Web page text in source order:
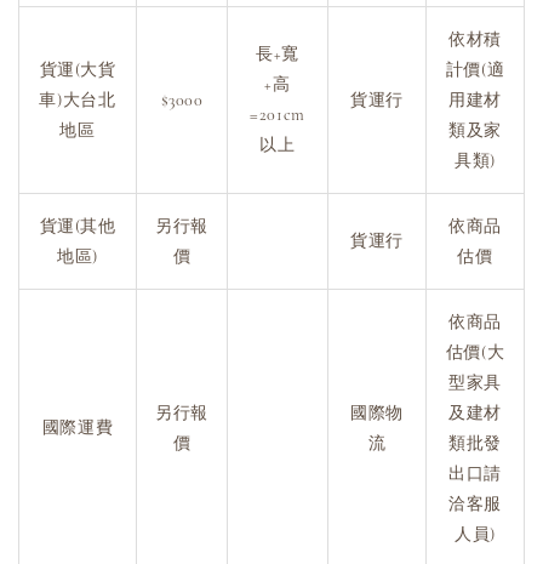
貨運(大貨
車)大台北
地區
$3000
長+寬
+高
=201cm
以上
貨運行
依材積
計價(適
用建材
類及家
具類)
貨運(其他
地區)
另行報
價
貨運行
依商品
估價
國際運費
另行報
價
國際物
流
依商品
估價(大
型家具
及建材
類批發
出口請
洽客服
人員)